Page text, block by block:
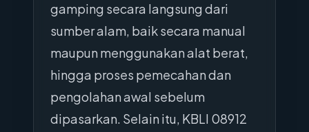
gamping secara langsung dari
sumber alam, baik secara manual
maupun menggunakan alat berat,
hingga proses pemecahan dan
pengolahan awal sebelum
dipasarkan. Selain itu, KBLI 08912